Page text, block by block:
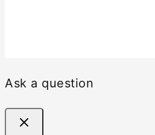
Ask a question